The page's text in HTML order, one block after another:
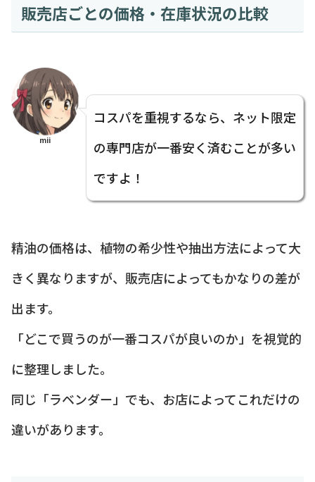
販売店ごとの価格・在庫状況の比較
mii
コスパを重視するなら、ネット限定
の専門店が一番安く済むことが多い
ですよ！
精油の価格は、植物の希少性や抽出方法によって大
きく異なりますが、販売店によってもかなりの差が
出ます。
「どこで買うのが一番コスパが良いのか」を視覚的
に整理しました。
同じ「ラベンダー」でも、お店によってこれだけの
違いがあります。